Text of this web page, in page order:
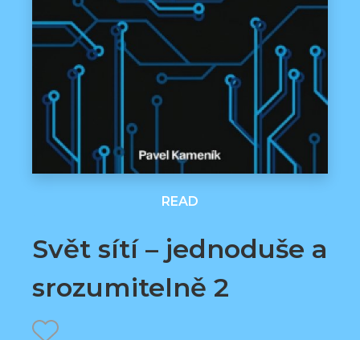
READ
Svět sítí – jednoduše a
srozumitelně 2